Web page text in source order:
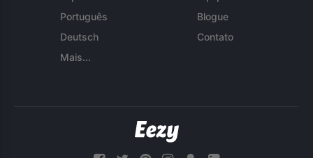
Português
Deutsch
Mais...
Blogue
Contato